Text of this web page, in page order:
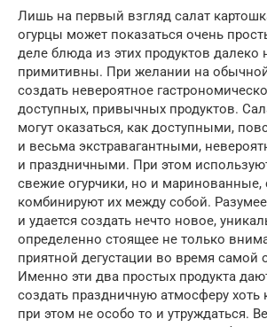
Лишь на первый взгляд салат
огурцы может показаться очень
деле блюда из этих продуктов далеко
примитивны. При желании на
создать невероятное
доступных, привычных продуктов.
могут оказаться, как доступными,
и весьма экстравагантными,
и праздничными. При этом
свежие огурчики, но и
комбинируют их между собой.
и удается создать нечто новое,
определенно стоящее не только
приятной дегустации во время самой
Именно эти два простых продукта
создать праздничную атмосферу
при этом не особо то и утруждаться.